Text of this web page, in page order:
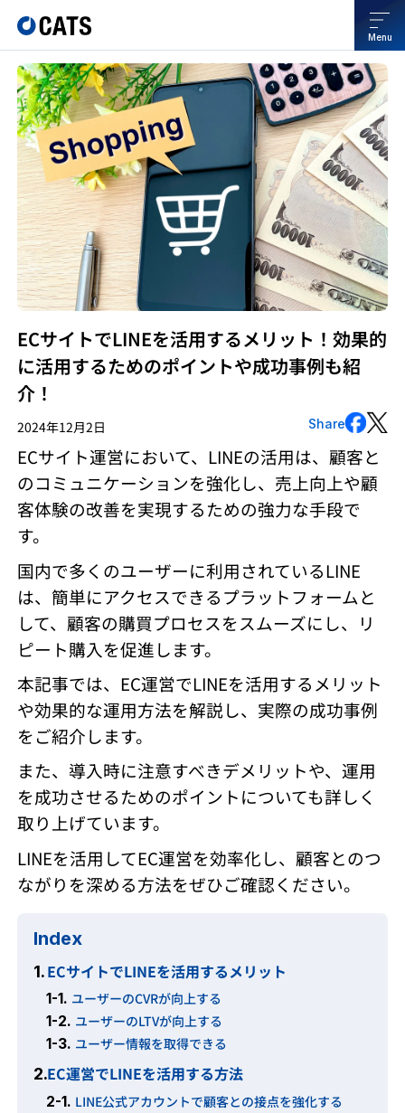
Menu
ECサイトでLINEを活用するメリット！効果的
に活用するためのポイントや成功事例も紹
介！
2024年12月2日 Share
ECサイト運営において、LINEの活用は、顧客と
のコミュニケーションを強化し、売上向上や顧
客体験の改善を実現するための強力な手段で
す。
国内で多くのユーザーに利用されているLINE
は、簡単にアクセスできるプラットフォームと
して、顧客の購買プロセスをスムーズにし、リ
ピート購入を促進します。
本記事では、EC運営でLINEを活用するメリット
や効果的な運用方法を解説し、実際の成功事例
をご紹介します。
また、導入時に注意すべきデメリットや、運用
を成功させるためのポイントについても詳しく
取り上げています。
LINEを活用してEC運営を効率化し、顧客とのつ
ながりを深める方法をぜひご確認ください。
Index
1.ECサイトでLINEを活用するメリット
1-1. ユーザーのCVRが向上する
1-2. ユーザーのLTVが向上する
1-3. ユーザー情報を取得できる
2.EC運営でLINEを活用する方法
2-1. LINE公式アカウントで顧客との接点を強化する